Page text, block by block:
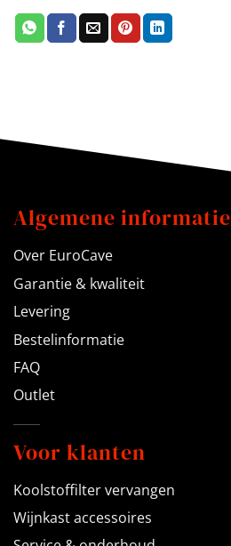
Algemene informatie
Over EuroCave
Garantie & kwaliteit
Levering
Bestelinformatie
FAQ
Outlet
Voor klanten
Koolstoffilter vervangen
Wijnkast accessoires